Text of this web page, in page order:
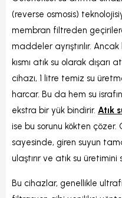
(reverse osmosis)
membran filtreden
maddeler ayrıştırılır.
kısmı atık su olarak dışarı
cihazı, 1 litre temiz su
harcar. Bu da hem su
ekstra bir yük bindirir. Atık
ise bu sorunu kökten
sayesinde, giren suyun
ulaştırır ve atık su üretimini
Bu cihazlar, genellikle